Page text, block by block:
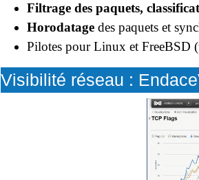
Filtrage des paquets,
Horodatage des paquets et
Pilotes pour Linux et FreeBSD
Visibilité réseau :